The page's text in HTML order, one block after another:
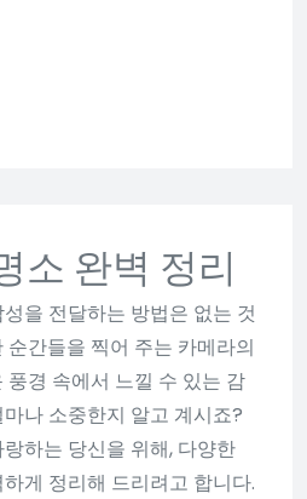
소 완벽 정리
을 전달하는 방법은 없는 것
순간들을 찍어 주는 카메라의
풍경 속에서 느낄 수 있는 감
나 소중한지 알고 계시죠?
하는 당신을 위해, 다양한
게 정리해 드리려고 합니다.